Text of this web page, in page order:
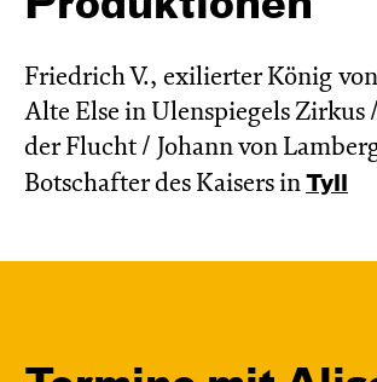
Friedrich V., exilierter König
Alte Else in Ulenspiegels Zirkus
der Flucht / Johann von
Botschafter des Kaisers in Tyll